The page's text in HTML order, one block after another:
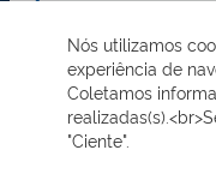
Nós utilizamos
experiência de
Coletamos
"Ciente".